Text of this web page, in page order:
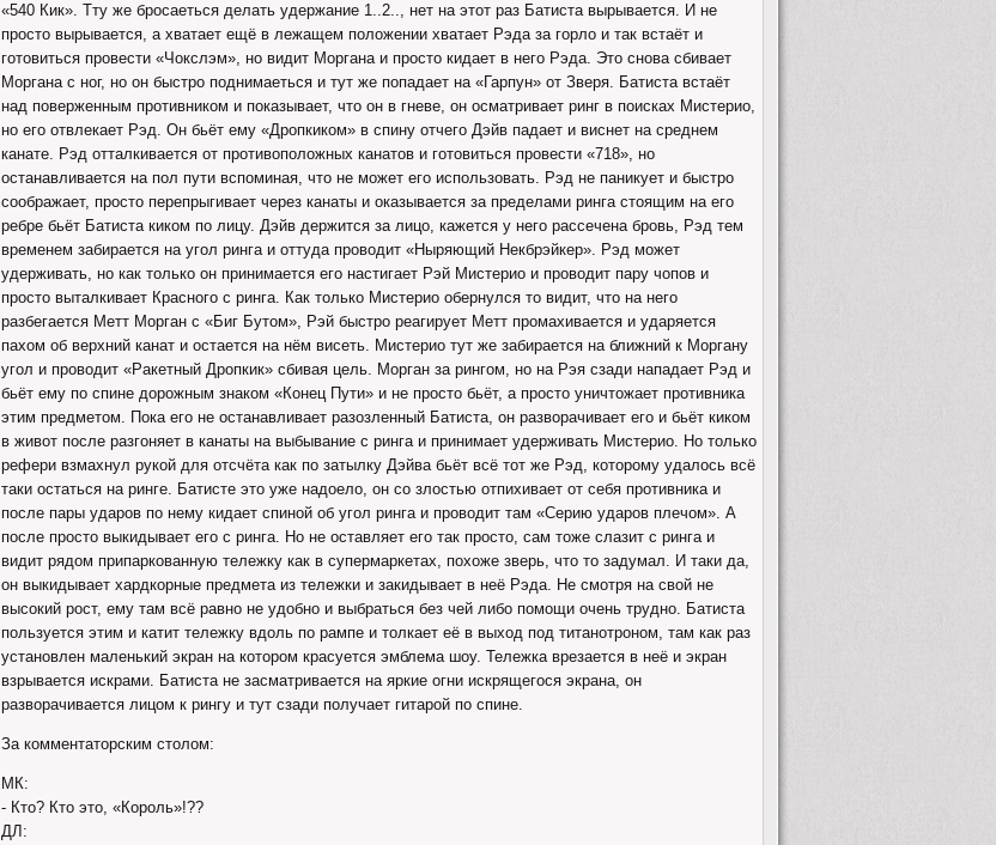
«540 Кик». Тту же бросаеться делать удержание 1..2.., нет на этот раз Батиста вырывается. И не
просто вырывается, а хватает ещё в лежащем положении хватает Рэда за горло и так встаёт и
готовиться провести «Чокслэм», но видит Моргана и просто кидает в него Рэда. Это снова сбивает
Моргана с ног, но он быстро поднимаеться и тут же попадает на «Гарпун» от Зверя. Батиста встаёт
над поверженным противником и показывает, что он в гневе, он осматривает ринг в поисках Мистерио,
но его отвлекает Рэд. Он бьёт ему «Дропкиком» в спину отчего Дэйв падает и виснет на среднем
канате. Рэд отталкивается от противоположных канатов и готовиться провести «718», но
останавливается на пол пути вспоминая, что не может его использовать. Рэд не паникует и быстро
соображает, просто перепрыгивает через канаты и оказывается за пределами ринга стоящим на его
ребре бьёт Батиста киком по лицу. Дэйв держится за лицо, кажется у него рассечена бровь, Рэд тем
временем забирается на угол ринга и оттуда проводит «Ныряющий Некбрэйкер». Рэд может
удерживать, но как только он принимается его настигает Рэй Мистерио и проводит пару чопов и
просто выталкивает Красного с ринга. Как только Мистерио обернулся то видит, что на него
разбегается Метт Морган с «Биг Бутом», Рэй быстро реагирует Метт промахивается и ударяется
пахом об верхний канат и остается на нём висеть. Мистерио тут же забирается на ближний к Моргану
угол и проводит «Ракетный Дропкик» сбивая цель. Морган за рингом, но на Рэя сзади нападает Рэд и
бьёт ему по спине дорожным знаком «Конец Пути» и не просто бьёт, а просто уничтожает противника
этим предметом. Пока его не останавливает разозленный Батиста, он разворачивает его и бьёт киком
в живот после разгоняет в канаты на выбывание с ринга и принимает удерживать Мистерио. Но только
рефери взмахнул рукой для отсчёта как по затылку Дэйва бьёт всё тот же Рэд, которому удалось всё
таки остаться на ринге. Батисте это уже надоело, он со злостью отпихивает от себя противника и
после пары ударов по нему кидает спиной об угол ринга и проводит там «Серию ударов плечом». А
после просто выкидывает его с ринга. Но не оставляет его так просто, сам тоже слазит с ринга и
видит рядом припаркованную тележку как в супермаркетах, похоже зверь, что то задумал. И таки да,
он выкидывает хардкорные предмета из тележки и закидывает в неё Рэда. Не смотря на свой не
высокий рост, ему там всё равно не удобно и выбраться без чей либо помощи очень трудно. Батиста
пользуется этим и катит тележку вдоль по рампе и толкает её в выход под титанотроном, там как раз
установлен маленький экран на котором красуется эмблема шоу. Тележка врезается в неё и экран
взрывается искрами. Батиста не засматривается на яркие огни искрящегося экрана, он
разворачивается лицом к рингу и тут сзади получает гитарой по спине.
За комментаторским столом:
МК:
- Кто? Кто это, «Король»!??
ДЛ: